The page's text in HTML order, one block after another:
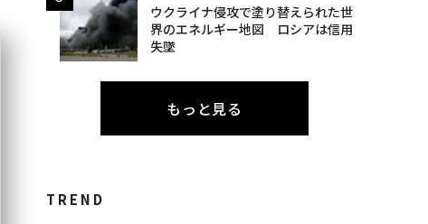
ウクライナ侵攻で塗り替えられた世
界のエネルギー地図 ロシアは信用
失墜
もっと見る
TREND